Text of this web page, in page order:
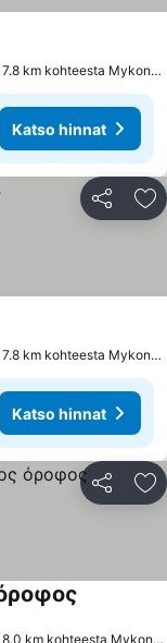
km kohteesta
Katso hinnat
Jaa
km kohteesta
Katso hinnat
Jaa
km kohteesta